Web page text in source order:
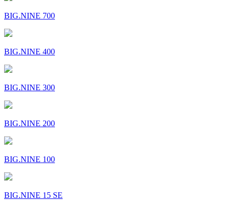
BIG.NINE 700
BIG.NINE 400
BIG.NINE 300
BIG.NINE 200
BIG.NINE 100
BIG.NINE 15 SE